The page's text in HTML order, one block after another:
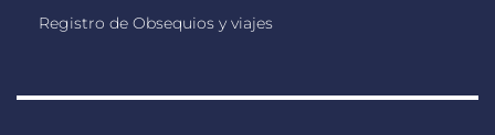
Registro de Obsequios y viajes